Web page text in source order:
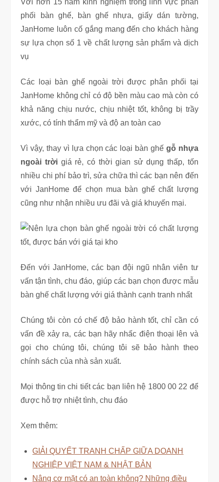
Với hơn 15 năm kinh nghiệm trong lĩnh vực phân
phối bàn ghế, bàn ghế nhựa, giấy dán tường,
JanHome luôn cố gắng mang đến cho khách hàng
sự lựa chọn số 1 về chất lượng sản phẩm và dịch
vụ
Các loại bàn ghế ngoài trời được phân phối tại
JanHome không chỉ có độ bền màu cao mà còn có
khả năng chịu nước, chịu nhiệt tốt, không bị trầy
xước, có tính thẩm mỹ và độ an toàn cao
Vì vậy, thay vì lựa chọn các loại bàn ghế gỗ nhựa
ngoài trời giá rẻ, có thời gian sử dụng thấp, tốn
nhiều chi phí bảo trì, sửa chữa thì các bạn nên đến
với JanHome để chọn mua bàn ghế chất lượng
cũng như nhận nhiều ưu đãi và giá khuyến mại.
Đến với JanHome, các bạn đội ngũ nhân viên tư
vấn tận tình, chu đáo, giúp các bạn chọn được mẫu
bàn ghế chất lượng với giá thành cạnh tranh nhất
Chúng tôi còn có chế độ bảo hành tốt, chỉ cần có
vấn đề xảy ra, các bạn hãy nhấc điện thoại lên và
gọi cho chúng tôi, chúng tôi sẽ bảo hành theo
chính sách của nhà sản xuất.
Mọi thông tin chi tiết các bạn liên hệ 1800 00 22 để
được hỗ trợ nhiệt tình, chu đáo
Xem thêm:
GIẢI QUYẾT TRANH CHẤP GIỮA DOANH
NGHIỆP VIỆT NAM & NHẬT BẢN
Nâng cơ mặt có an toàn không? Những điều